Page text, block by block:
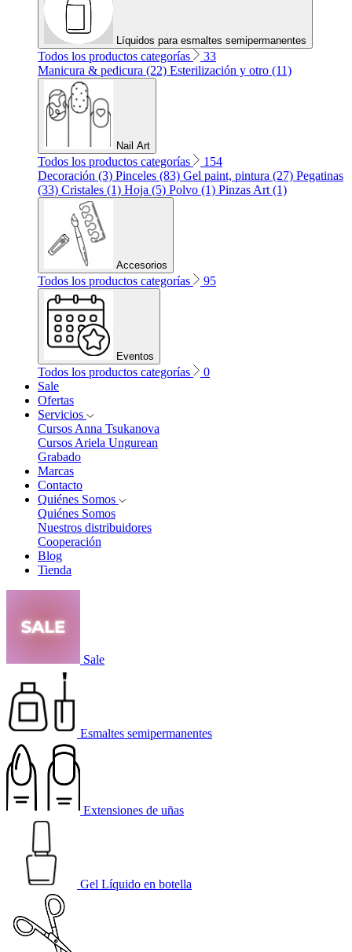
Líquidos para esmaltes semipermanentes
Todos los productos categorías
33
Manicura & pedicura (22) Esterilización y otro (11)
Nail Art
Todos los productos categorías
154
Decoración (3) Pinceles (83) Gel paint, pintura (27) Pegatinas
(33) Cristales (1) Hoja (5) Polvo (1) Pinzas Art (1)
Accesorios
Todos los productos categorías 95
Eventos
Todos los productos categorías
0
Sale
Ofertas
Servicios
Cursos Anna Tsukanova
Cursos Ariela Ungurean
Grabado
Marcas
Contacto
Quiénes Somos
Quiénes Somos
Nuestros distribuidores
Cooperación
Blog
Tienda
Sale
Esmaltes semipermanentes
Extensiones de uñas
Gel Líquido en botella